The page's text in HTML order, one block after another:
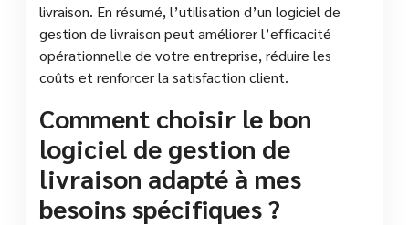
livraison. En résumé, l’utilisation d’un logiciel de
gestion de livraison peut améliorer l’efficacité
opérationnelle de votre entreprise, réduire les
coûts et renforcer la satisfaction client.
Comment choisir le bon
logiciel de gestion de
livraison adapté à mes
besoins spécifiques ?